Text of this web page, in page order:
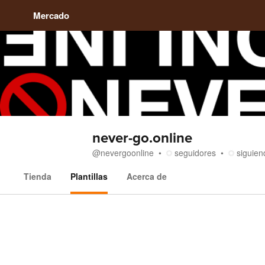
Mercado
never-go.online
@nevergoonline seguidores
Tienda
Plantillas Acerca de